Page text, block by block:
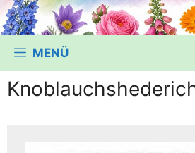
MENÜ